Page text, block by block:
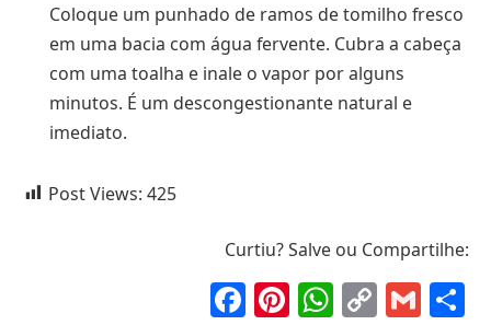
Coloque um punhado de ramos de tomilho fresco
em uma bacia com água fervente. Cubra a cabeça
com uma toalha e inale o vapor por alguns
minutos. É um descongestionante natural e
imediato.
Post Views: 425
Curtiu? Salve ou Compartilhe:
Facebook
Pinterest
Copy